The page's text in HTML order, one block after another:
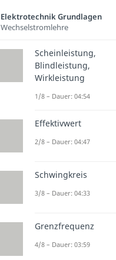
zur
(03:13)
Hier lernst du, wie
Bremskrafteiner
sowie welche
mit einfließen.
nicht, wie die
hergeleitet wird.
aber wollen, so
Tipps.
und die
gleichzusetzen.
Elektrotechnik Grundlagen
Wechselstromlehre
Scheinleistung,
Blindleistung,
Wirkleistung
1/8 – Dauer: 04:54
Effektivwert
2/8 – Dauer: 04:47
Schwingkreis
3/8 – Dauer: 04:33
Grenzfrequenz
4/8 – Dauer: 03:59